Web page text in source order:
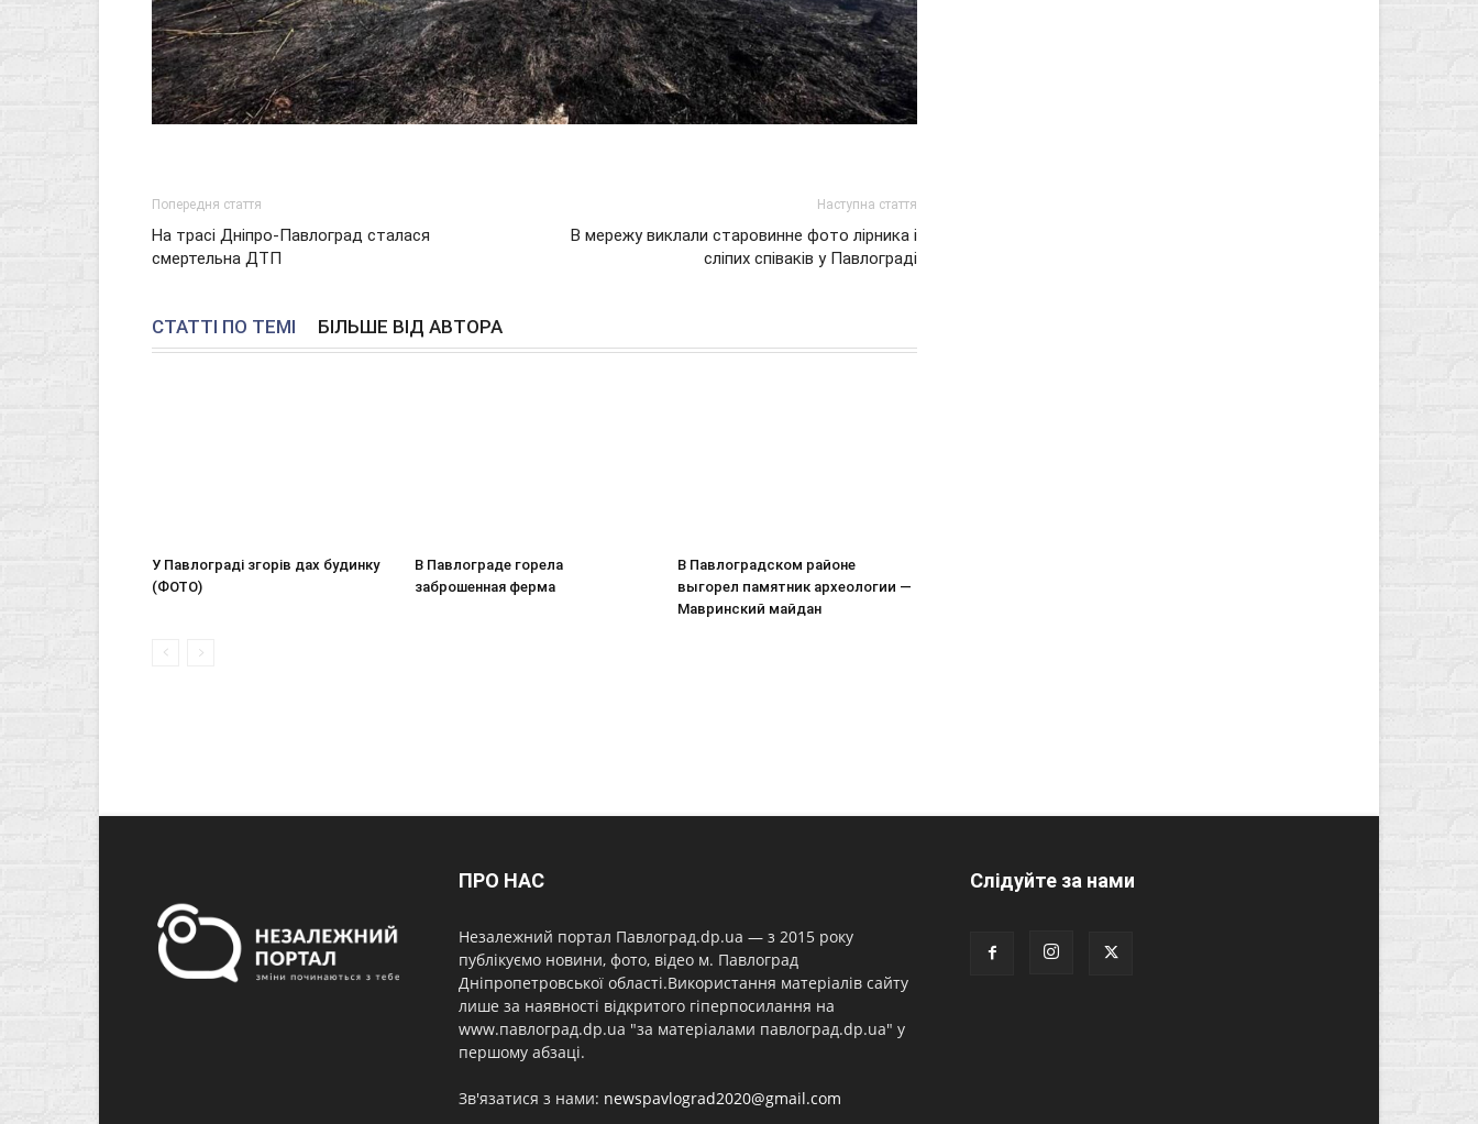
Попередня стаття
На трасі Дніпро-Павлоград сталася
смертельна ДТП
Наступна стаття
В мережу виклали старовинне фото лірника і
сліпих співаків у Павлограді
СТАТТІ ПО ТЕМІ БІЛЬШЕ ВІД АВТОРА
У Павлограді згорів дах будинку
(ФОТО)
В Павлограде горела
заброшенная ферма
В Павлоградском районе
выгорел памятник археологии —
Мавринский майдан
ПРО НАС
Незалежний портал Павлоград.dp.ua — з 2015 року
публікуємо новини, фото, відео м. Павлоград
Дніпропетровської області.Використання матеріалів сайту
лише за наявності відкритого гіперпосилання на
www.павлоград.dp.ua "за матеріалами павлоград.dp.ua" у
першому абзаці.
Зв'язатися з нами: newspavlograd2020@gmail.com
Слідуйте за нами